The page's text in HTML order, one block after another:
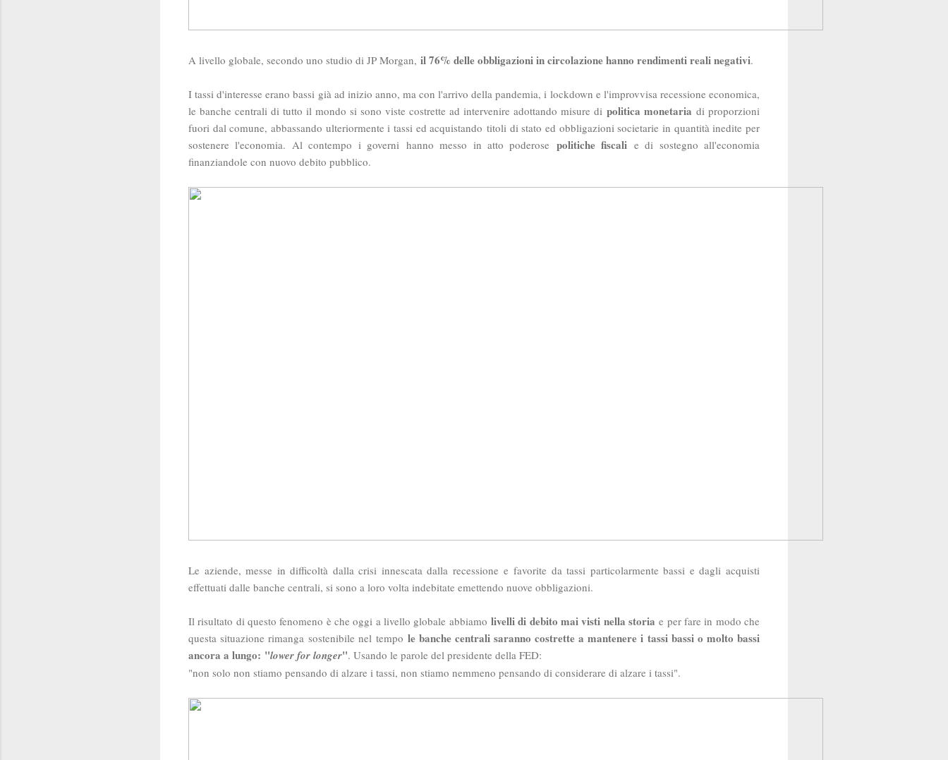
A livello globale, secondo uno studio di JP Morgan, il 76% delle obbligazioni in circolazione hanno rendimenti reali negativi.
I tassi d'interesse erano bassi già ad inizio anno, ma con l'arrivo della pandemia, i lockdown e l'improvvisa recessione economica,
le banche centrali di tutto il mondo si sono viste costrette ad intervenire adottando misure di politica monetaria di proporzioni
fuori dal comune, abbassando ulteriormente i tassi ed acquistando titoli di stato ed obbligazioni societarie in quantità inedite per
sostenere l'economia. Al contempo i governi hanno messo in atto poderose politiche fiscali e di sostegno all'economia
finanziandole con nuovo debito pubblico.
Le aziende, messe in difficoltà dalla crisi innescata dalla recessione e favorite da tassi particolarmente bassi e dagli acquisti
effettuati dalle banche centrali, si sono a loro volta indebitate emettendo nuove obbligazioni.
Il risultato di questo fenomeno è che oggi a livello globale abbiamo livelli di debito mai visti nella storia e per fare in modo che
questa situazione rimanga sostenibile nel tempo le banche centrali saranno costrette a mantenere i tassi bassi o molto bassi
ancora a lungo: "lower for longer". Usando le parole del presidente della FED:
"non solo non stiamo pensando di alzare i tassi, non stiamo nemmeno pensando di considerare di alzare i tassi".